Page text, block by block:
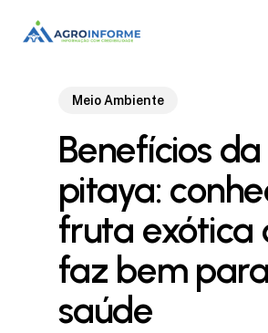
Meio Ambiente
Benefícios da
pitaya:
fruta exótica
faz bem
saúde